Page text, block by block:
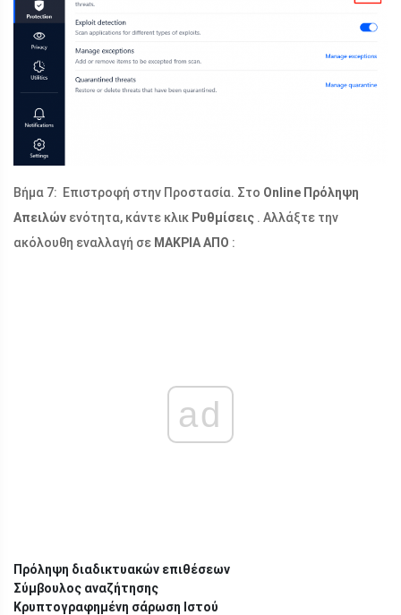
Βήμα 7: Επιστροφή στην Προστασία. Στο Online Πρόληψη
Απειλών ενότητα, κάντε κλικ Ρυθμίσεις . Αλλάξτε την
ακόλουθη εναλλαγή σε ΜΑΚΡΙΑ ΑΠΟ :
ad
Πρόληψη διαδικτυακών επιθέσεων
Σύμβουλος αναζήτησης
Κρυπτογραφημένη σάρωση Ιστού